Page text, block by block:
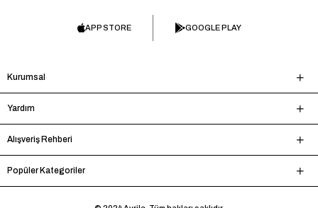
APP STORE GOOGLE PLAY
Kurumsal
Yardım
Alışveriş Rehberi
Popüler Kategoriler